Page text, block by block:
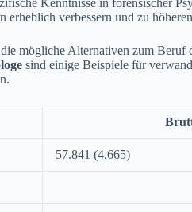
Kenntnisse in forensischer
verbessern und zu
mögliche Alternativen zum Beruf
sind einige Beispiele für
57.841 (4.665)